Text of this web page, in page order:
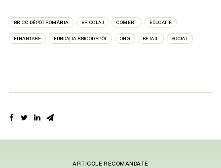
BRICO DÉPÔT ROMÂNIA BRICOLAJ COMERT EDUCATIE
FINANTARE FUNDAȚIA BRICODÉPÔT ONG RETAIL SOCIAL
ARTICOLE RECOMANDATE